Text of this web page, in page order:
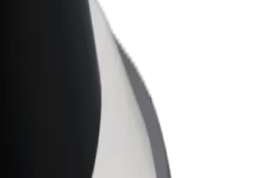
Productos y servicios de Bolt adaptados a